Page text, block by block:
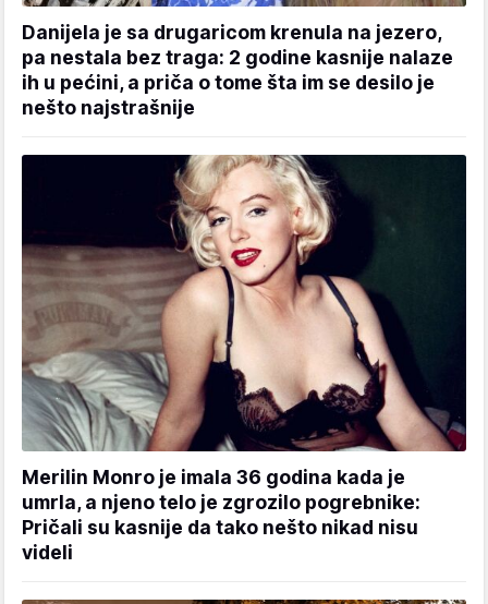
Danijela je sa drugaricom krenula na jezero,
pa nestala bez traga: 2 godine kasnije nalaze
ih u pećini, a priča o tome šta im se desilo je
nešto najstrašnije
Merilin Monro je imala 36 godina kada je
umrla, a njeno telo je zgrozilo pogrebnike:
Pričali su kasnije da tako nešto nikad nisu
videli